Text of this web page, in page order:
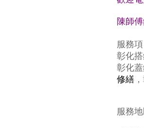
陳師
服務
彰化
彰化
修繕
服務